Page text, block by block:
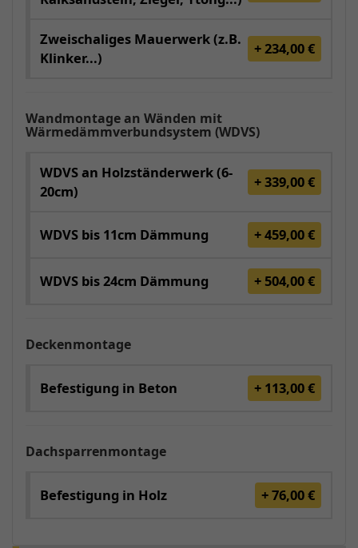
Zweischaliges Mauerwerk (z.B.
Klinker...)
+ 234,00 €
Wandmontage an Wänden mit
Wärmedämmverbundsystem (WDVS)
WDVS an Holzständerwerk (6-
20cm)
+ 339,00 €
WDVS bis 11cm Dämmung + 459,00 €
WDVS bis 24cm Dämmung + 504,00 €
Deckenmontage
Befestigung in Beton + 113,00 €
Dachsparrenmontage
Befestigung in Holz + 76,00 €